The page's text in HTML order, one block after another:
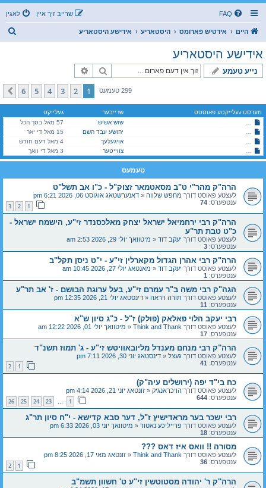
FAQ לאגין שרייב זיך איין
היים אידטיש פארומס היסטאריע אידישע היסטאריע
אידישע היסטאריע
נייע טעמע זוך
299 טעמעס 1
2
3
4
5
6
קומענדיגע
מערסט געלייקטע פאוסטס שרייבער
געלייקט
די לודמירע מויד - א פארנעפלטע געשיכטע אן קיין קלארע מסקנא
שוש אשיש
57 מאל בסך הכל
הרה"ק רבי מנחם מענדל מליובאוויטש זי"ע - ג' תמוז תשנ"דיהושע עבד השם
15 מאל די יאר
הרה"ק מהר"י ט"ב מסאטמאר זצוק"ל - כ"ו אב תשל"טאויגעלעך
4 מאל דעם חודש
הרה"ק מהר"י ט"ב מסאטמאר זצוק"ל - כ"ו אב תשל"טצווייטער 3 מאל די וואך
טעמעס
הרה"ק מהר"י ט"ב מסאטמאר זצוק"ל - כ"ו אב תשל"ט
לעצטע פאוסט דורך מחפש שלווה « דאנערשטאג אוגוסט 06, 2026 6:21 pm
ענטפערס: 74
1
2
3
הרה"ק רבי ירחמיאל ישראל יצחק מאלכסנדר זי"ע, הישמח ישראל -
כ"ט טבת תר"ע
לעצטע פאוסט דורך יעקב דוד « מיטוואך יולי 29, 2026 2:53 am
ענטפערס: 3
הרה"ק רבי אהרן הגדול מקארלין זי"ע - י"ט ניסן תקל"ב
לעצטע פאוסט דורך יעקב דוד « מאנטאג יולי 27, 2026 10:45 am
ענטפערס: 1
הגה"ק רבי משה ב"ר עמרם זי"ע, בעל ערוגת הבושם - ז' אב תר"ע
לעצטע פאוסט דורך תורה ויראה « דינסטאג יולי 21, 2026 12:35 pm
ענטפערס: 11
רבי יעקב הלוי פאלאק (פולק) ז"ל - כ"ג סיון ש"א
לעצטע פאוסט דורך Think and Thank
« מיטוואך יולי 01, 2026 12:22 am
ענטפערס: 17
הרה"ק רבי מנחם מענדל מליובאוויטש זי"ע - ג' תמוז תשנ"ד
לעצטע פאוסט דורך געצל « דינסטאג יוני 30, 2026 7:11 pm
ענטפערס: 41
1
2
כח בי"ד יפה (ירושלים עיה"ק)
לעצטע פאוסט דורך הויכראנגיק « זונטאג יוני 21, 2026 4:14 pm
ענטפערס: 644
1
…
23
24
25
26
רבי ישכר בער מראדישיץ ז"ל, דער סבא קדישא - י"ח סיון תר"ג
לעצטע פאוסט דורך פרייליכע נאטור « מיטוואך יוני 03, 2026 6:33 pm
ענטפערס: 18
מסורה !! וואס איז דאס ???
לעצטע פאוסט דורך Think and Thank
« זונטאג מאי 17, 2026 8:25 pm
ענטפערס: 36
1
2
הרה''ק ר' יהודה מסטוטשין זי''ע ט' חשוון תשמ"ב